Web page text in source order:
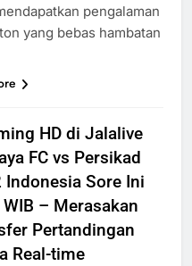
pengalaman
yang bebas hambatan
HD di Jalalive
FC vs Persikad
Indonesia Sore Ini
– Merasakan
Pertandingan
Real-time